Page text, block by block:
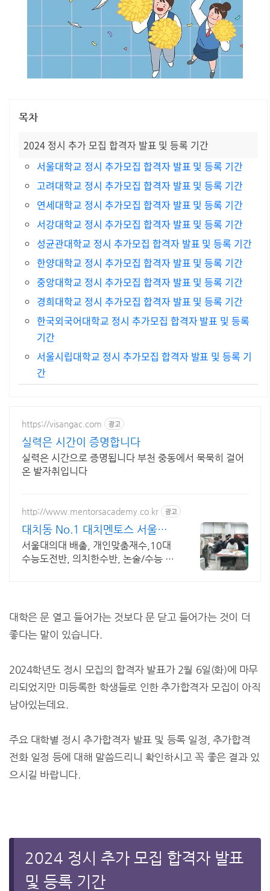
목차
2024 정시 추가 모집 합격자 발표 및 등록 기간
서울대학교 정시 추가모집 합격자 발표 및 등록 기간
고려대학교 정시 추가모집 합격자 발표 및 등록 기간
연세대학교 정시 추가모집 합격자 발표 및 등록 기간
서강대학교 정시 추가모집 합격자 발표 및 등록 기간
성균관대학교 정시 추가모집 합격자 발표 및 등록 기간
한양대학교 정시 추가모집 합격자 발표 및 등록 기간
중앙대학교 정시 추가모집 합격자 발표 및 등록 기간
경희대학교 정시 추가모집 합격자 발표 및 등록 기간
한국외국어대학교 정시 추가모집 합격자 발표 및 등록
기간
서울시립대학교 정시 추가모집 합격자 발표 및 등록 기
간
https://visangac.com 광고
실력은 시간이 증명합니다
실력은 시간으로 증명됩니다 부천 중동에서 묵묵히 걸어
온 발자취입니다
http://www.mentorsacademy.co.kr 광고
대치동 No.1 대치멘토스 서울대
의대합격생배출
서울대의대 배출, 개인맞춤재수,10대
수능도전반, 의치한수반, 논술/수능 동
대학은 문 열고 들어가는 것보다 문 닫고 들어가는 것이 더
좋다는 말이 있습니다.
2024학년도 정시 모집의 합격자 발표가 2월 6일(화)에 마무
리되었지만 미등록한 학생들로 인한 추가합격자 모집이 아직
남아있는데요.
주요 대학별 정시 추가합격자 발표 및 등록 일정, 추가합격
전화 일정 등에 대해 말씀드리니 확인하시고 꼭 좋은 결과 있
으시길 바랍니다.
2024 정시 추가 모집 합격자 발표
및 등록 기간